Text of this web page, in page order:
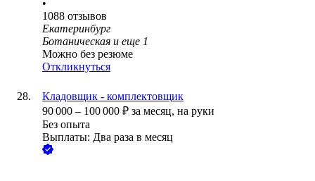
•
1088 отзывов
Екатеринбург
Ботаническая и еще 1
Можно без резюме
Откликнуться
Кладовщик - комплектовщик
90 000 – 100 000 ₽ за месяц, на руки
Без опыта
Выплаты: Два раза в месяц